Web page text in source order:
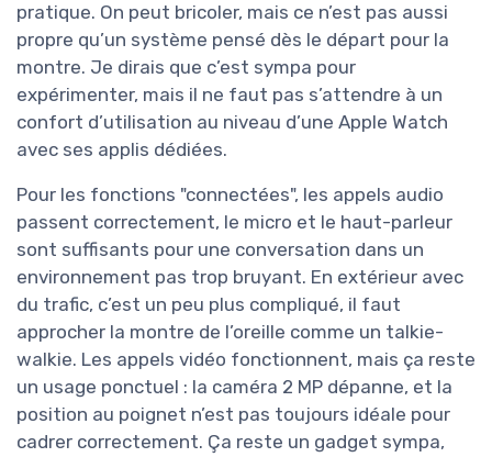
pratique. On peut bricoler, mais ce n’est pas aussi
propre qu’un système pensé dès le départ pour la
montre. Je dirais que c’est sympa pour
expérimenter, mais il ne faut pas s’attendre à un
confort d’utilisation au niveau d’une Apple Watch
avec ses applis dédiées.
Pour les fonctions "connectées", les appels audio
passent correctement, le micro et le haut-parleur
sont suffisants pour une conversation dans un
environnement pas trop bruyant. En extérieur avec
du trafic, c’est un peu plus compliqué, il faut
approcher la montre de l’oreille comme un talkie-
walkie. Les appels vidéo fonctionnent, mais ça reste
un usage ponctuel : la caméra 2 MP dépanne, et la
position au poignet n’est pas toujours idéale pour
cadrer correctement. Ça reste un gadget sympa,